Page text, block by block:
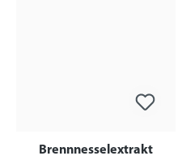
Brennnesselextrakt